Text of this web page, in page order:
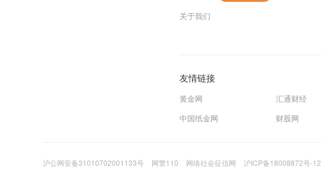
关于我们
友情链接
黄金网 汇通财经
中国纸金网
财股网
沪公网安备31010702001133号 网警110 网络社会征信网 沪ICP备18008872号-12